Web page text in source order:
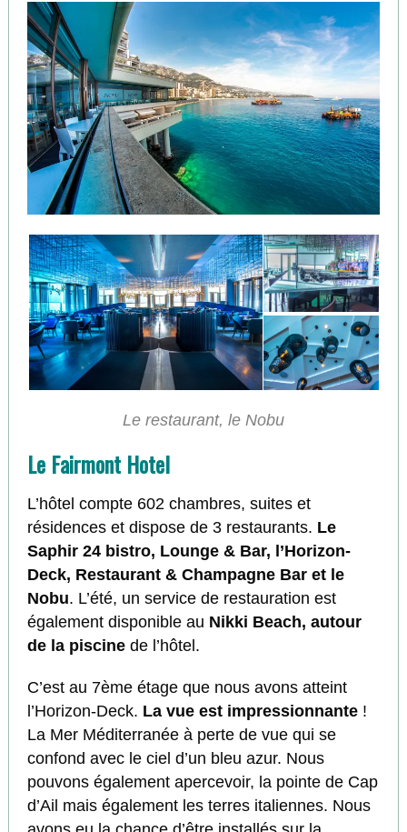
Le restaurant, le Nobu
Le Fairmont Hotel
L’hôtel compte 602 chambres, suites et
résidences et dispose de 3 restaurants. Le
Saphir 24 bistro, Lounge & Bar, l’Horizon-
Deck, Restaurant & Champagne Bar et le
Nobu. L’été, un service de restauration est
également disponible au Nikki Beach, autour
de la piscinede l’hôtel.
C’est au 7ème étage que nous avons atteint
l’Horizon-Deck. La vue est impressionnante!
La Mer Méditerranée à perte de vue qui se
confond avec le ciel d’un bleu azur. Nous
pouvons également apercevoir, la pointe de Cap
d’Ail mais également les terres italiennes. Nous